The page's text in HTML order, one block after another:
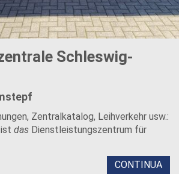
Schleswig-
Zentralkatalog, Leihverkehr usw.:
das Dienstleistungszentrum für
CONTINUA